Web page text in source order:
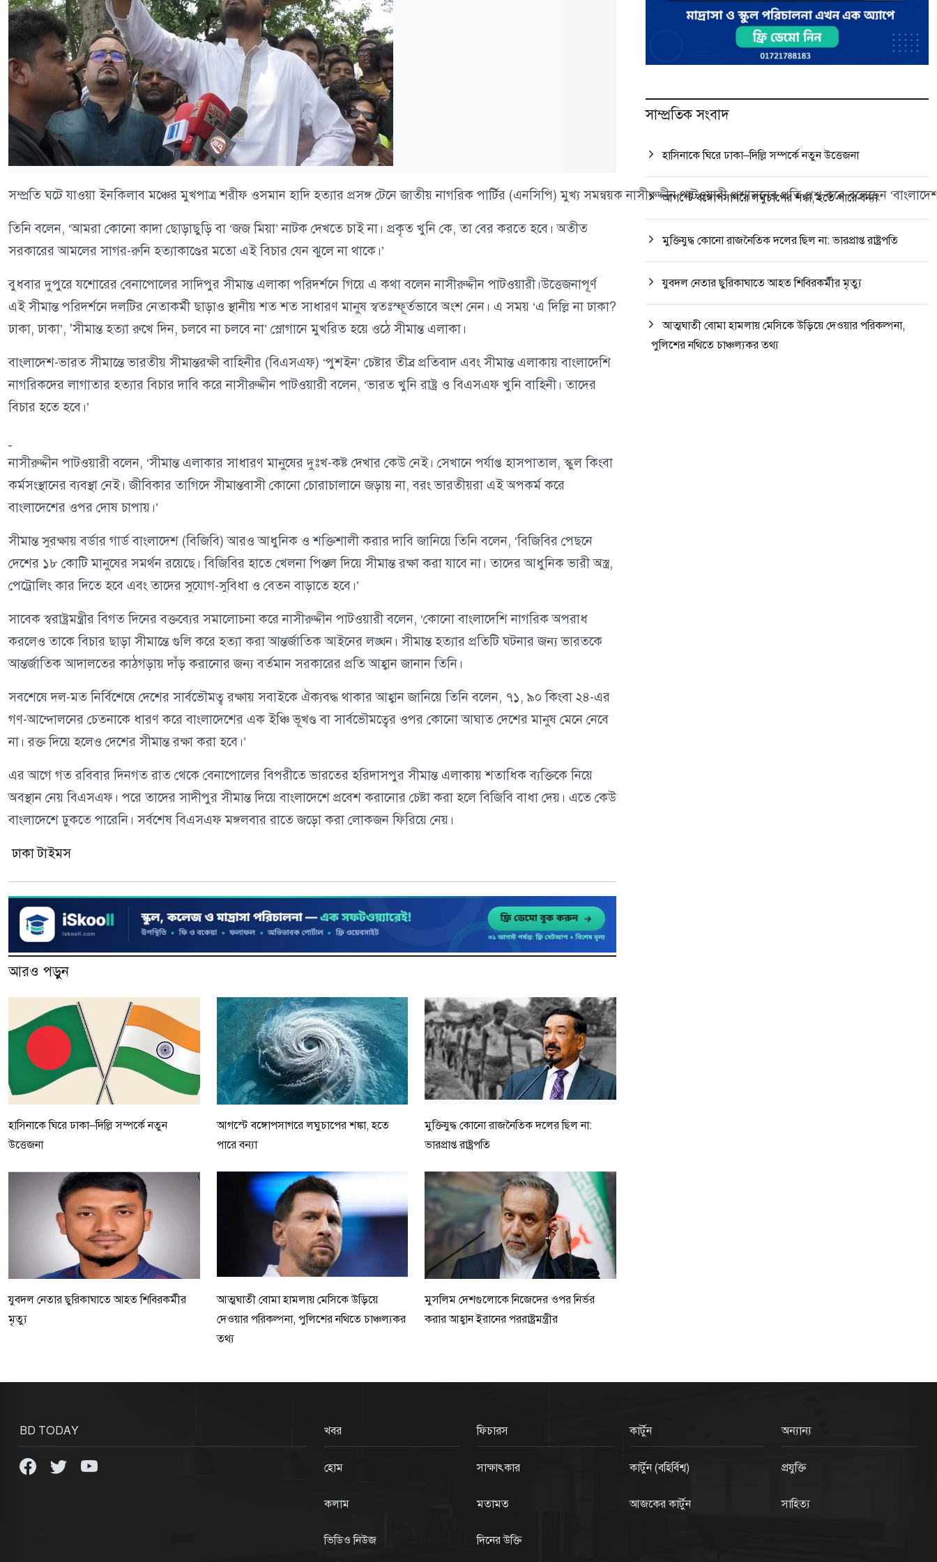
সম্প্রতি ঘটে যাওয়া ইনকিলাব মঞ্চের মুখপাত্র শরীফ ওসমান হাদি হত্যার প্রসঙ্গ টেনে জাতীয় নাগরিক পার্টির (এনসিপি) মুখ্য সমন্বয়ক নাসীরুদ্দীন পাটওয়ারী প্রশাসনের প্রতি প্রশ্ন করে বলেছেন
তিনি বলেন, ‘আমরা কোনো কাদা ছোড়াছুড়ি বা ‘জজ মিয়া’ নাটক দেখতে চাই না। প্রকৃত খুনি কে, তা বের করতে হবে। অতীত
সরকারের আমলের সাগর-রুনি হত্যাকাণ্ডের মতো এই বিচার যেন ঝুলে না থাকে।’
বুধবার দুপুরে যশোরের বেনাপোলের সাদিপুর সীমান্ত এলাকা পরিদর্শনে গিয়ে এ কথা বলেন নাসীরুদ্দীন পাটওয়ারী।উত্তেজনাপূর্ণ
এই সীমান্ত পরিদর্শনে দলটির নেতাকর্মী ছাড়াও স্থানীয় শত শত সাধারণ মানুষ স্বতঃস্ফূর্তভাবে অংশ নেন। এ সময় ‘এ দিল্লি না ঢাকা?
ঢাকা, ঢাকা’, 'সীমান্ত হত্যা রুখে দিন, চলবে না চলবে না’ স্লোগানে মুখরিত হয়ে ওঠে সীমান্ত এলাকা।
বাংলাদেশ-ভারত সীমান্তে ভারতীয় সীমান্তরক্ষী বাহিনীর (বিএসএফ) ‘পুশইন’ চেষ্টার তীব্র প্রতিবাদ এবং সীমান্ত এলাকায় বাংলাদেশি
নাগরিকদের লাগাতার হত্যার বিচার দাবি করে নাসীরুদ্দীন পাটওয়ারী বলেন, ‘ভারত খুনি রাষ্ট্র ও বিএসএফ খুনি বাহিনী। তাদের
বিচার হতে হবে।’
নাসীরুদ্দীন পাটওয়ারী বলেন, ‘সীমান্ত এলাকার সাধারণ মানুষের দুঃখ-কষ্ট দেখার কেউ নেই। সেখানে পর্যাপ্ত হাসপাতাল, স্কুল কিংবা
কর্মসংস্থানের ব্যবস্থা নেই। জীবিকার তাগিদে সীমান্তবাসী কোনো চোরাচালানে জড়ায় না, বরং ভারতীয়রা এই অপকর্ম করে
বাংলাদেশের ওপর দোষ চাপায়।’
সীমান্ত সুরক্ষায় বর্ডার গার্ড বাংলাদেশ (বিজিবি) আরও আধুনিক ও শক্তিশালী করার দাবি জানিয়ে তিনি বলেন, ‘বিজিবির পেছনে
দেশের ১৮ কোটি মানুষের সমর্থন রয়েছে। বিজিবির হাতে খেলনা পিস্তল দিয়ে সীমান্ত রক্ষা করা যাবে না। তাদের আধুনিক ভারী অস্ত্র,
পেট্রোলিং কার দিতে হবে এবং তাদের সুযোগ-সুবিধা ও বেতন বাড়াতে হবে।’
সাবেক স্বরাষ্ট্রমন্ত্রীর বিগত দিনের বক্তব্যের সমালোচনা করে নাসীরুদ্দীন পাটওয়ারী বলেন, ‘কোনো বাংলাদেশি নাগরিক অপরাধ
করলেও তাকে বিচার ছাড়া সীমান্তে গুলি করে হত্যা করা আন্তর্জাতিক আইনের লঙ্ঘন। সীমান্ত হত্যার প্রতিটি ঘটনার জন্য ভারতকে
আন্তর্জাতিক আদালতের কাঠগড়ায় দাঁড় করানোর জন্য বর্তমান সরকারের প্রতি আহ্বান জানান তিনি।
সবশেষে দল-মত নির্বিশেষে দেশের সার্বভৌমত্ব রক্ষায় সবাইকে ঐক্যবদ্ধ থাকার আহ্বান জানিয়ে তিনি বলেন, ৭১, ৯০ কিংবা ২৪-এর
গণ-আন্দোলনের চেতনাকে ধারণ করে বাংলাদেশের এক ইঞ্চি ভূখণ্ড বা সার্বভৌমত্বের ওপর কোনো আঘাত দেশের মানুষ মেনে নেবে
না। রক্ত দিয়ে হলেও দেশের সীমান্ত রক্ষা করা হবে।’
এর আগে গত রবিবার দিনগত রাত থেকে বেনাপোলের বিপরীতে ভারতের হরিদাসপুর সীমান্ত এলাকায় শতাধিক ব্যক্তিকে নিয়ে
অবস্থান নেয় বিএসএফ। পরে তাদের সাদীপুর সীমান্ত দিয়ে বাংলাদেশে প্রবেশ করানোর চেষ্টা করা হলে বিজিবি বাধা দেয়। এতে কেউ
বাংলাদেশে ঢুকতে পারেনি। সর্বশেষ বিএসএফ মঙ্গলবার রাতে জড়ো করা লোকজন ফিরিয়ে নেয়।
ঢাকা টাইমস
আরও পড়ুন
হাসিনাকে ঘিরে ঢাকা–দিল্লি সম্পর্কে নতুন
উত্তেজনা
আগস্টে বঙ্গোপসাগরে লঘুচাপের শঙ্কা, হতে
পারে বন্যা
মুক্তিযুদ্ধ কোনো রাজনৈতিক দলের ছিল না:
ভারপ্রাপ্ত রাষ্ট্রপতি
যুবদল নেতার ছুরিকাঘাতে আহত শিবিরকর্মীর
মৃত্যু
আত্মঘাতী বোমা হামলায় মেসিকে উড়িয়ে
দেওয়ার পরিকল্পনা, পুলিশের নথিতে চাঞ্চল্যকর
তথ্য
মুসলিম দেশগুলোকে নিজেদের ওপর নির্ভর
করার আহ্বান ইরানের পররাষ্ট্রমন্ত্রীর
সাম্প্রতিক সংবাদ
হাসিনাকে ঘিরে ঢাকা–দিল্লি সম্পর্কে নতুন উত্তেজনা
আগস্টে বঙ্গোপসাগরে লঘুচাপের শঙ্কা, হতে পারে বন্যা
মুক্তিযুদ্ধ কোনো রাজনৈতিক দলের ছিল না: ভারপ্রাপ্ত রাষ্ট্রপতি
যুবদল নেতার ছুরিকাঘাতে আহত শিবিরকর্মীর মৃত্যু
আত্মঘাতী বোমা হামলায় মেসিকে উড়িয়ে দেওয়ার পরিকল্পনা,
পুলিশের নথিতে চাঞ্চল্যকর তথ্য
BD TODAY খবর
হোম
কলাম
ভিডিও নিউজ
ফিচারস
সাক্ষাৎকার
মতামত
দিনের উক্তি
কার্টুন
কার্টুন (বহির্বিশ্ব)
আজকের কার্টুন
অন্যান্য
প্রযুক্তি
সাহিত্য